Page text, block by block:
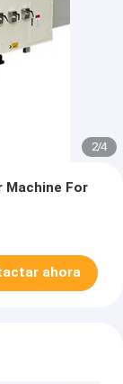
2/4
For
ahora